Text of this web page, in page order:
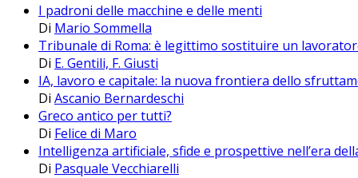
I padroni delle macchine e delle menti
Di Mario Sommella
Tribunale di Roma: è legittimo sostituire un
Di E. Gentili, F. Giusti
IA, lavoro e capitale: la nuova frontiera dello
Di Ascanio Bernardeschi
Greco antico per tutti?
Di Felice di Maro
Intelligenza artificiale, sfide e prospettive nell’era
Di Pasquale Vecchiarelli